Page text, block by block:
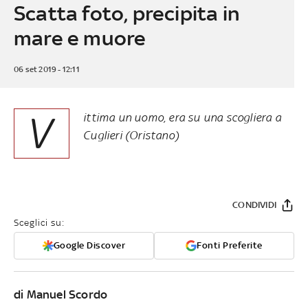
Scatta foto, precipita in
mare e muore
06 set 2019 - 12:11
V
ittima un uomo, era su una scogliera a
Cuglieri (Oristano)
Sceglici su:
Google Discover Fonti Preferite
CONDIVIDI
di Manuel Scordo